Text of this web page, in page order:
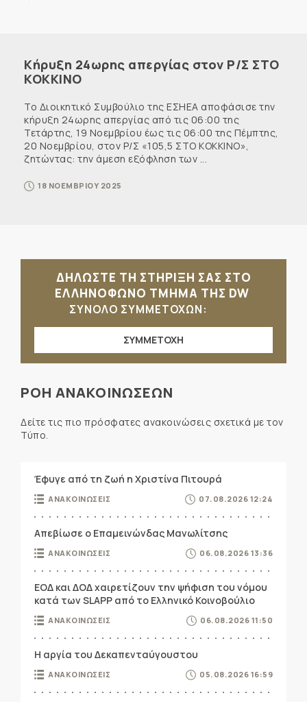
Κήρυξη 24ωρης απεργίας στον Ρ/Σ ΣΤΟ
ΚΟΚΚΙΝΟ
Το Διοικητικό Συμβούλιο της ΕΣΗΕΑ αποφάσισε την
κήρυξη 24ωρης απεργίας από τις 06:00 της
Τετάρτης, 19 Νοεμβρίου έως τις 06:00 της Πέμπτης,
20 Νοεμβρίου, στον Ρ/Σ «105,5 ΣΤΟ ΚΟΚΚΙΝΟ»,
ζητώντας: την άμεση εξόφληση των ...
18 ΝΟΕΜΒΡΙΟΥ 2025
ΔΗΛΩΣΤΕ ΤΗ ΣΤΗΡΙΞΗ ΣΑΣ ΣΤΟ
ΕΛΛΗΝΟΦΩΝΟ ΤΜΗΜΑ ΤΗΣ DW
ΣΥΝΟΛΟ ΣΥΜΜΕΤΟΧΩΝ:
ΣΥΜΜΕΤΟΧΗ
ΡΟΗ ΑΝΑΚΟΙΝΩΣΕΩΝ
Δείτε τις πιο πρόσφατες ανακοινώσεις σχετικά με τον
Τύπο.
Έφυγε από τη ζωή η Χριστίνα Πιτουρά
ΑΝΑΚΟΙΝΩΣΕΙΣ 07.08.2026 12:24
Απεβίωσε ο Επαμεινώνδας Μανωλίτσης
ΑΝΑΚΟΙΝΩΣΕΙΣ 06.08.2026 13:36
ΕΟΔ και ΔΟΔ χαιρετίζουν την ψήφιση του νόμου
κατά των SLAPP από το Ελληνικό Κοινοβούλιο
ΑΝΑΚΟΙΝΩΣΕΙΣ 06.08.2026 11:50
Η αργία του Δεκαπενταύγουστου
ΑΝΑΚΟΙΝΩΣΕΙΣ 05.08.2026 16:59